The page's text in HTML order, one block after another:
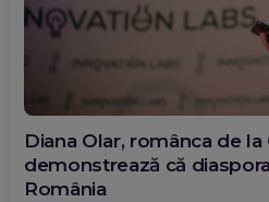
Diana Olar, românca de
demonstrează că
România